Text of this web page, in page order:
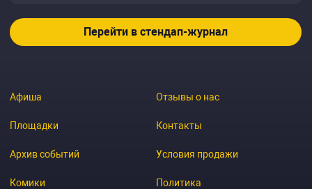
Перейти в стендап-журнал
Афиша
Площадки
Архив событий
Комики
Отзывы о нас
Контакты
Условия продажи
Политика